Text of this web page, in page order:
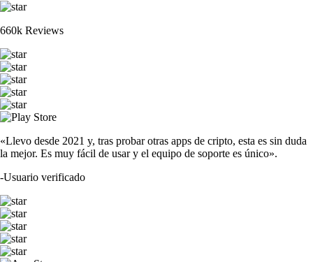
660k Reviews
«Llevo desde 2021 y, tras probar otras apps de cripto, esta es sin duda
la mejor. Es muy fácil de usar y el equipo de soporte es único».
-Usuario verificado